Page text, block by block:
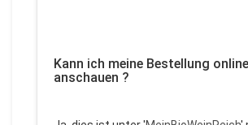
Kann ich meine Bestellung online
anschauen ?